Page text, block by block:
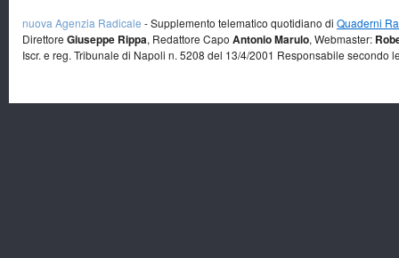
nuova Agenzia Radicale - Supplemento telematico quotidiano di Quaderni
Direttore Giuseppe Rippa, Redattore Capo Antonio Marulo, Webmaster:
Iscr. e reg. Tribunale di Napoli n. 5208 del 13/4/2001 Responsabile secondo